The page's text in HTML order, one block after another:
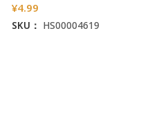
¥4.99
SKU： HS00004619